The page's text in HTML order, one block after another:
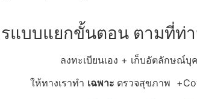
แบบแยกขั้นตอน ตามที่ท่
ลงทะเบียนเอง + เก็บอัตลักษณ์
ให้ทางเราทำ เฉพาะ ตรวจสุขภาพ